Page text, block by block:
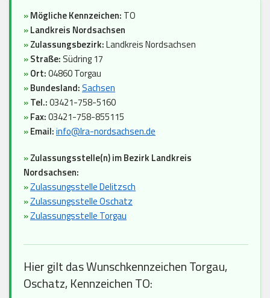
»Mögliche Kennzeichen: TO
»Landkreis Nordsachsen
»Zulassungsbezirk:Landkreis Nordsachsen
»Straße: Südring 17
»Ort:04860 Torgau
»Bundesland:Sachsen
»Tel.:03421-758-5160
»Fax:03421-758-855115
»Email:info@lra-nordsachsen.de
»Zulassungsstelle(n) im Bezirk Landkreis
Nordsachsen:
»Zulassungsstelle Delitzsch
»Zulassungsstelle Oschatz
»Zulassungsstelle Torgau
Hier gilt das Wunschkennzeichen Torgau,
Oschatz, Kennzeichen TO: